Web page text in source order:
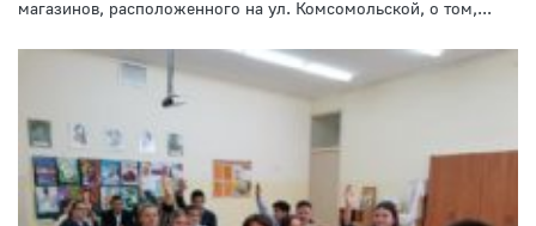
магазинов, расположенного на ул. Комсомольской, о том,...